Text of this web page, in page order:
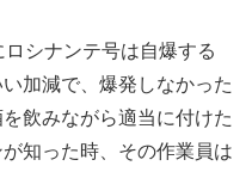
シナンテ号は自爆する
加減で、爆発しなかった
飲みながら適当に付けた
知った時、その作業員は